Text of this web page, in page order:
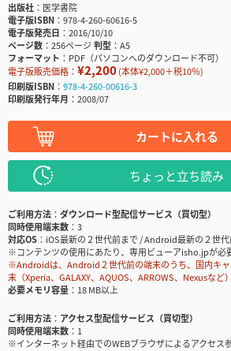
出版社
医学書院
電子版ISBN
978-4-260-60616-5
電子版発売日
2016/10/10
ページ数
256ページ判型
A5
フォーマット
PDF（パソコンへのダウンロード不可）
電子版販売価格： ¥2,200(本体¥2,000＋税10％)
印刷版ISBN
978-4-260-00616-3
印刷版発行年月
2008/07
カートに入れる
ちょっと立ち読み
ご利用方法
ダウンロード型配信サービス（買切型）
同時使用端末数
3
対応OS
iOS最新の２世代前まで / Android最新の２世代
※コンテンツの使用にあたり、専用ビューアisho.jpが必
※Androidは、Android２世代前の端末のうち、国内キ
末（Xperia、GALAXY、AQUOS、ARROWS、Nexusな
必要メモリ容量
18 MB以上
ご利用方法
アクセス型配信サービス（買切型）
同時使用端末数
1
※インターネット経由でのWEBブラウザによるアクセス